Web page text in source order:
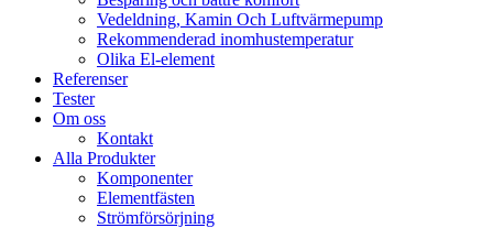
Vedeldning, Kamin Och Luftvärmepump
Rekommenderad inomhustemperatur
Olika El-element
Referenser
Tester
Om oss
Kontakt
Alla Produkter
Komponenter
Elementfästen
Strömförsörjning